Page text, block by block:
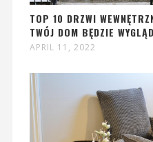
TOP 10 DRZWI
TWÓJ DOM BĘDZIE
APRIL 11, 2022